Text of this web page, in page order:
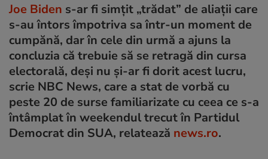
Joe Biden s-ar fi simţit „trădat” de aliaţii care
s-au întors împotriva sa într-un moment de
cumpănă, dar în cele din urmă a ajuns la
concluzia că trebuie să se retragă din cursa
electorală, deşi nu şi-ar fi dorit acest lucru,
scrie NBC News, care a stat de vorbă cu
peste 20 de surse familiarizate cu ceea ce s-a
întâmplat în weekendul trecut în Partidul
Democrat din SUA, relatează news.ro.